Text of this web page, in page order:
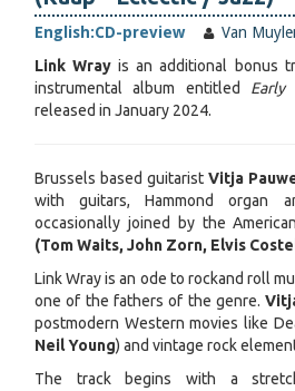
English:CD-preview Van
Link Wray is an additional bonus
instrumental album entitled Early
released in January 2024.
Brussels based guitarist Vitja
with guitars, Hammond organ
occasionally joined by the
(Tom Waits, John Zorn, Elvis
Link Wray is an ode to rockand roll
one of the fathers of the genre.
postmodern Western movies like
Neil Young) and vintage rock
The track begins with a